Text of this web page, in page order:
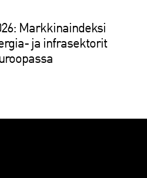
Markkinaindeksi
ja infrasektorit